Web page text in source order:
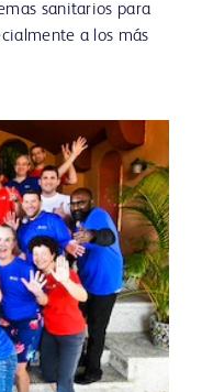
sanitarios para
a los más